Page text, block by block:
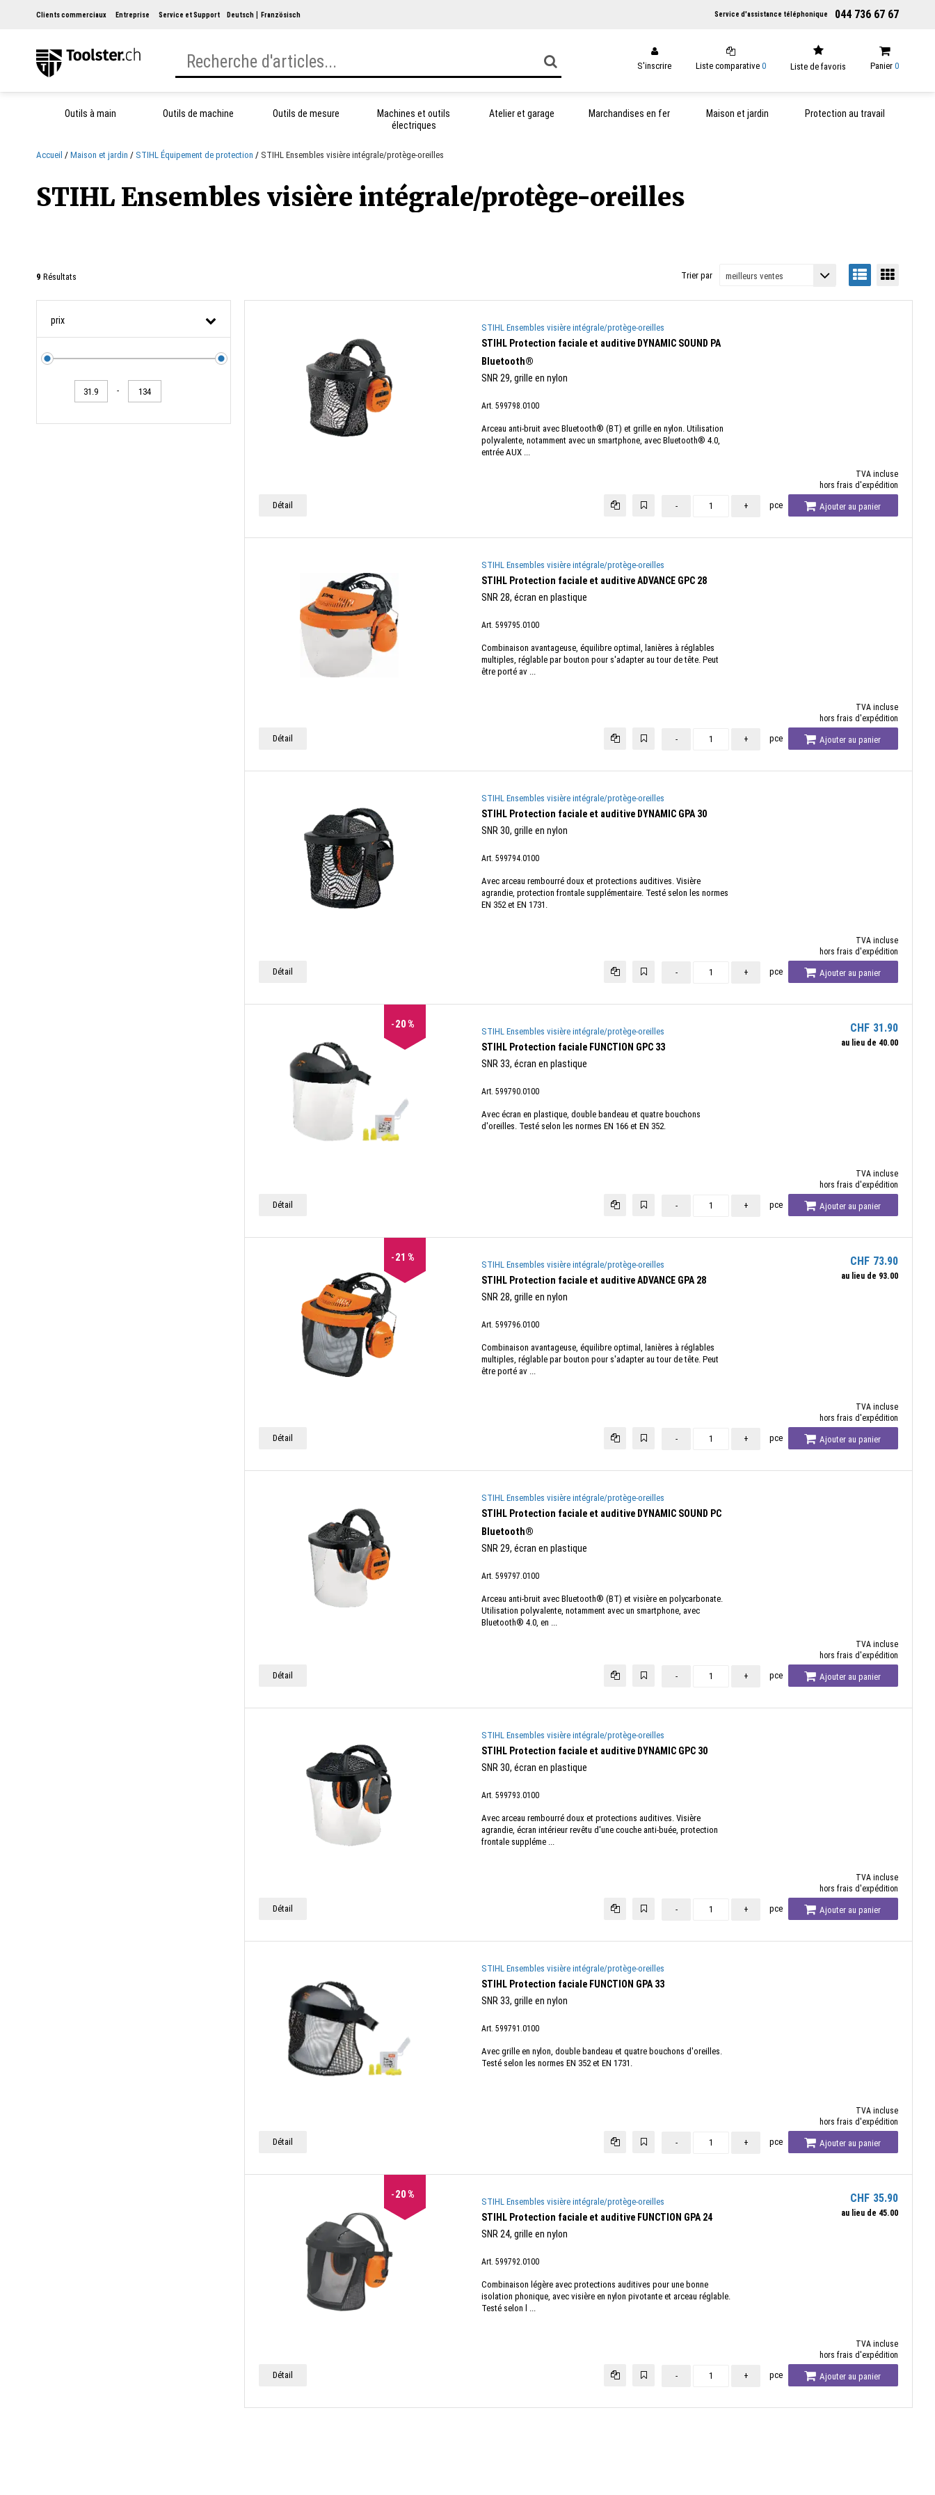
Clients commerciaux Entreprise Service et Support Deutsch Französisch Service d'assistance téléphonique 044 736 67 67
S'inscrire Liste comparative 0 Liste de favoris Panier 0
Outils à main Outils de machine Outils de mesure
Machines et outils
électriques
Atelier et garage Marchandises en fer Maison et jardin Protection au travail
Accueil Maison et jardin STIHL Équipement de protection STIHL Ensembles visière intégrale/protège-oreilles
STIHL Ensembles visière intégrale/protège-oreilles
9 Résultats Trier par
prix
-
STIHL Ensembles visière intégrale/protège-oreilles
STIHL Protection faciale et auditive DYNAMIC SOUND PA
Bluetooth®
SNR 29, grille en nylon
Art. 599798.0100
Arceau anti-bruit avec Bluetooth® (BT) et grille en nylon. Utilisation
polyvalente, notamment avec un smartphone, avec Bluetooth® 4.0,
entrée AUX ...
TVA incluse
hors frais d'expédition
Détail - + pce Ajouter au panier
STIHL Ensembles visière intégrale/protège-oreilles
STIHL Protection faciale et auditive ADVANCE GPC 28
SNR 28, écran en plastique
Art. 599795.0100
Combinaison avantageuse, équilibre optimal, lanières à réglables
multiples, réglable par bouton pour s'adapter au tour de tête. Peut
être porté av ...
TVA incluse
hors frais d'expédition
Détail - + pce Ajouter au panier
STIHL Ensembles visière intégrale/protège-oreilles
STIHL Protection faciale et auditive DYNAMIC GPA 30
SNR 30, grille en nylon
Art. 599794.0100
Avec arceau rembourré doux et protections auditives. Visière
agrandie, protection frontale supplémentaire. Testé selon les normes
EN 352 et EN 1731.
TVA incluse
hors frais d'expédition
Détail - + pce Ajouter au panier
20%
STIHL Ensembles visière intégrale/protège-oreilles
STIHL Protection faciale FUNCTION GPC 33
SNR 33, écran en plastique
Art. 599790.0100
Avec écran en plastique, double bandeau et quatre bouchons
d'oreilles. Testé selon les normes EN 166 et EN 352.
CHF 31.90
au lieu de 40.00
TVA incluse
hors frais d'expédition
Détail - + pce Ajouter au panier
21 %
STIHL Ensembles visière intégrale/protège-oreilles
STIHL Protection faciale et auditive ADVANCE GPA 28
SNR 28, grille en nylon
Art. 599796.0100
Combinaison avantageuse, équilibre optimal, lanières à réglables
multiples, réglable par bouton pour s'adapter au tour de tête. Peut
être porté av ...
CHF 73.90
au lieu de 93.00
TVA incluse
hors frais d'expédition
Détail - + pce Ajouter au panier
STIHL Ensembles visière intégrale/protège-oreilles
STIHL Protection faciale et auditive DYNAMIC SOUND PC
Bluetooth®
SNR 29, écran en plastique
Art. 599797.0100
Arceau anti-bruit avec Bluetooth® (BT) et visière en polycarbonate.
Utilisation polyvalente, notamment avec un smartphone, avec
Bluetooth® 4.0, en ...
TVA incluse
hors frais d'expédition
Détail - + pce Ajouter au panier
STIHL Ensembles visière intégrale/protège-oreilles
STIHL Protection faciale et auditive DYNAMIC GPC 30
SNR 30, écran en plastique
Art. 599793.0100
Avec arceau rembourré doux et protections auditives. Visière
agrandie, écran intérieur revêtu d'une couche anti-buée, protection
frontale suppléme ...
TVA incluse
hors frais d'expédition
Détail - + pce Ajouter au panier
STIHL Ensembles visière intégrale/protège-oreilles
STIHL Protection faciale FUNCTION GPA 33
SNR 33, grille en nylon
Art. 599791.0100
Avec grille en nylon, double bandeau et quatre bouchons d'oreilles.
Testé selon les normes EN 352 et EN 1731.
TVA incluse
hors frais d'expédition
Détail - + pce Ajouter au panier
20%
STIHL Ensembles visière intégrale/protège-oreilles
STIHL Protection faciale et auditive FUNCTION GPA 24
SNR 24, grille en nylon
Art. 599792.0100
Combinaison légère avec protections auditives pour une bonne
isolation phonique, avec visière en nylon pivotante et arceau réglable.
Testé selon l ...
CHF 35.90
au lieu de 45.00
TVA incluse
hors frais d'expédition
Détail - + pce Ajouter au panier